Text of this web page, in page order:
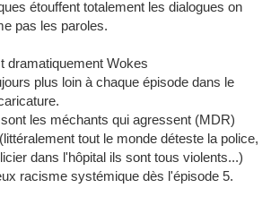
étouffent totalement les dialogues on
pas les paroles.
dramatiquement Wokes
plus loin à chaque épisode dans le
les méchants qui agressent (MDR)
tout le monde déteste la police,
dans l'hôpital ils sont tous violents...)
racisme systémique dès l'épisode 5.